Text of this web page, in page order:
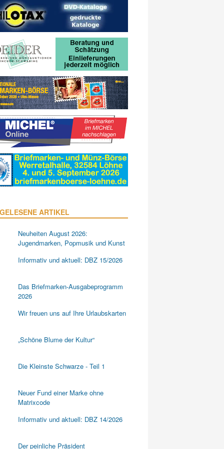
ARTIKEL
Neuheiten August 2026:
Jugendmarken, Popmusik und Kunst
Informativ und aktuell: DBZ 15/2026
Das Briefmarken-Ausgabeprogramm
2026
Wir freuen uns auf Ihre Urlaubskarten
„Schöne Blume der Kultur“
Die Kleinste Schwarze - Teil 1
Neuer Fund einer Marke ohne
Matrixcode
Informativ und aktuell: DBZ 14/2026
Der peinliche Präsident